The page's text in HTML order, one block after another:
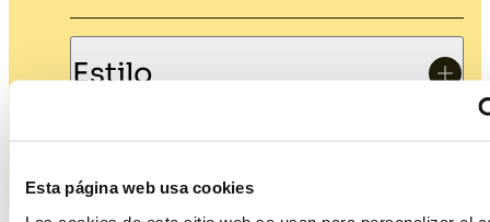
Esta página web usa cookies
Estilo